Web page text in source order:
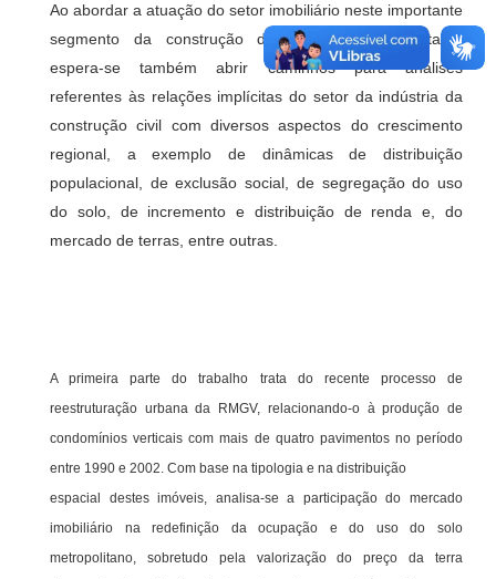
Ao abordar a atuação do setor imobiliário neste importante
segmento da construção do território metropolitano,
espera-se também abrir caminhos para análises
referentes às relações implícitas do setor da indústria da
construção civil com diversos aspectos do crescimento
regional, a exemplo de dinâmicas de distribuição
populacional, de exclusão social, de segregação do uso
do solo, de incremento e distribuição de renda e, do
mercado de terras, entre outras.
A primeira parte do trabalho trata do recente processo de
reestruturação urbana da RMGV, relacionando-o à produção de
condomínios verticais com mais de quatro pavimentos no período
entre 1990 e 2002. Com base na tipologia e na distribuição
espacial destes imóveis, analisa-se a participação do mercado
imobiliário na redefinição da ocupação e do uso do solo
metropolitano, sobretudo pela valorização do preço da terra